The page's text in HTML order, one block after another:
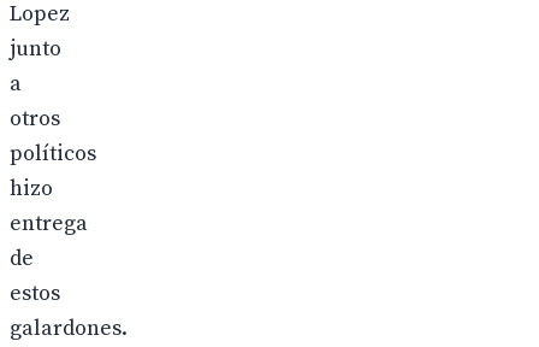
Lopez
junto
a
otros
políticos
hizo
entrega
de
estos
galardones.